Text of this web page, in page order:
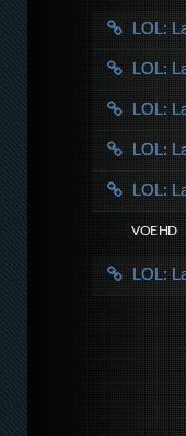
LOL:
LOL:
LOL:
LOL:
LOL:
VOE HD
LOL: